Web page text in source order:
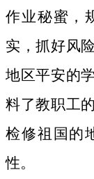
作业秘蜜，
实，抓好风
地区平安的
料了教职工
检修祖国的
性。